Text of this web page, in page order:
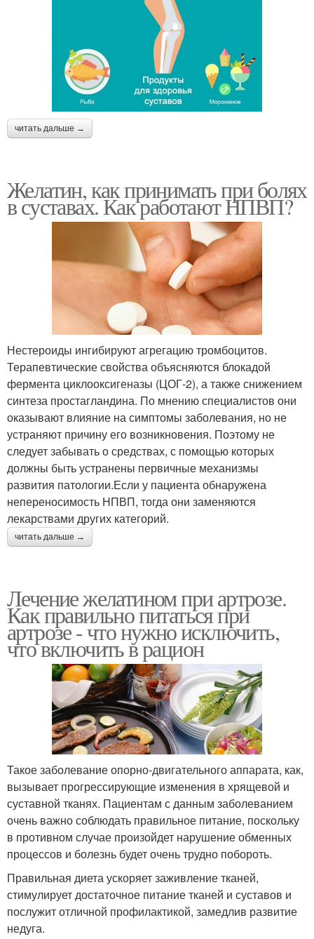
читать дальше →
Желатин, как принимать при болях
в суставах. Как работают НПВП?
Нестероиды ингибируют агрегацию тромбоцитов.
Терапевтические свойства объясняются блокадой
фермента циклооксигеназы (ЦОГ-2), а также снижением
синтеза простагландина. По мнению специалистов они
оказывают влияние на симптомы заболевания, но не
устраняют причину его возникновения. Поэтому не
следует забывать о средствах, с помощью которых
должны быть устранены первичные механизмы
развития патологии.Если у пациента обнаружена
непереносимость НПВП, тогда они заменяются
лекарствами других категорий.
читать дальше →
Лечение желатином при артрозе.
Как правильно питаться при
артрозе - что нужно исключить,
что включить в рацион
Такое заболевание опорно-двигательного аппарата, как,
вызывает прогрессирующие изменения в хрящевой и
суставной тканях. Пациентам с данным заболеванием
очень важно соблюдать правильное питание, поскольку
в противном случае произойдет нарушение обменных
процессов и болезнь будет очень трудно побороть.
Правильная диета ускоряет заживление тканей,
стимулирует достаточное питание тканей и суставов и
послужит отличной профилактикой, замедлив развитие
недуга.